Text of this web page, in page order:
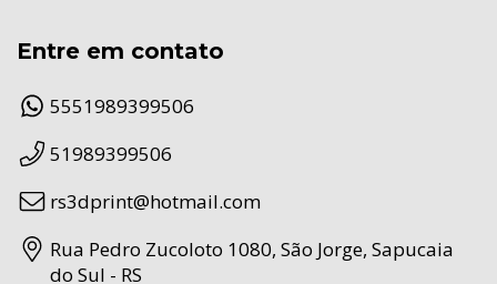
Entre em contato
5551989399506
51989399506
rs3dprint@hotmail.com
Rua Pedro Zucoloto 1080, São Jorge, Sapucaia
do Sul - RS